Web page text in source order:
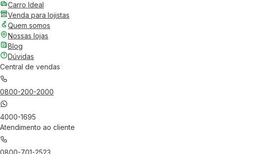
Carro Ideal
Venda para lojistas
Quem somos
Nossas lojas
Blog
Dúvidas
Central de vendas
0800-200-2000
4000-1695
Atendimento ao cliente
0800-701-2523